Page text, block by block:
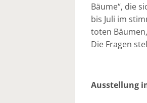
Bäume“, die
bis Juli im
toten
Die Fragen
Ausstellung